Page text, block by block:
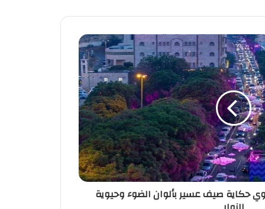
حكاية صيف عسير بألوان الضوء وحيوية